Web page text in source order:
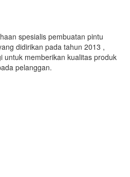
spesialis pembuatan pintu
didirikan pada tahun 2013 ,
untuk memberikan kualitas produk
pelanggan.